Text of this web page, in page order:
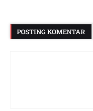
POSTING KOMENTAR